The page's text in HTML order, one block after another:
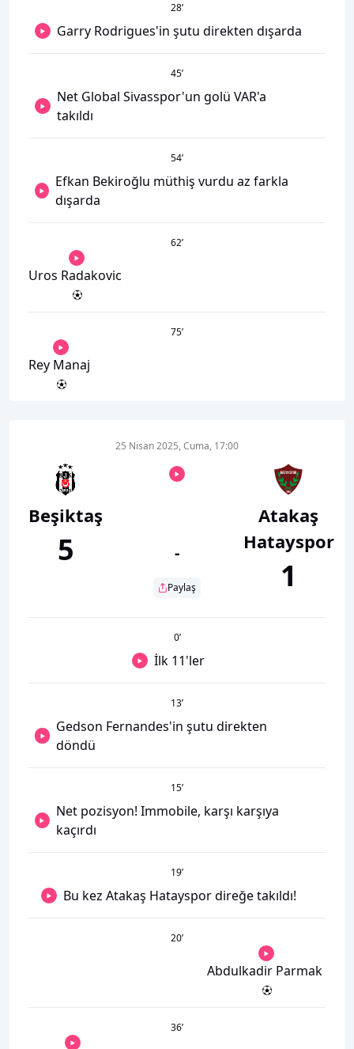
28’
Garry Rodrigues'in şutu direkten dışarda
45’
Net Global Sivasspor'un golü VAR'a
takıldı
54’
Efkan Bekiroğlu müthiş vurdu az farkla
dışarda
62’
Uros Radakovic
75’
Rey Manaj
Beşiktaş
5
25 Nisan 2025, Cuma, 17:00
-
Paylaş
Atakaş
Hatayspor
1
0’
İlk 11'ler
13’
Gedson Fernandes'in şutu direkten
döndü
15’
Net pozisyon! Immobile, karşı karşıya
kaçırdı
19’
Bu kez Atakaş Hatayspor direğe takıldı!
20’
Abdulkadir Parmak
36’